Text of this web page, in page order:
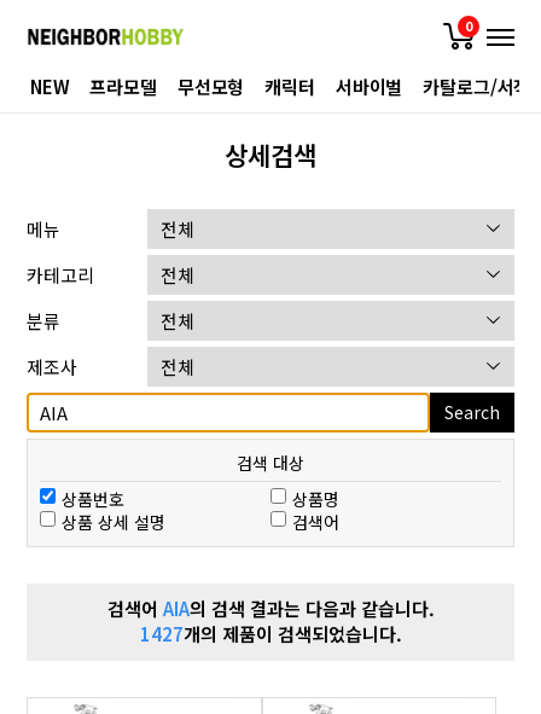
0
NEW 프라모델 무선모형 캐릭터 서바이벌 카탈로그/서적
상세검색
메뉴
카테고리
분류
제조사
Search
검색 대상
상품번호
상품명
상품 상세 설명
검색어
검색어 AIA의 검색 결과는 다음과 같습니다.
1427개의 제품이 검색되었습니다.